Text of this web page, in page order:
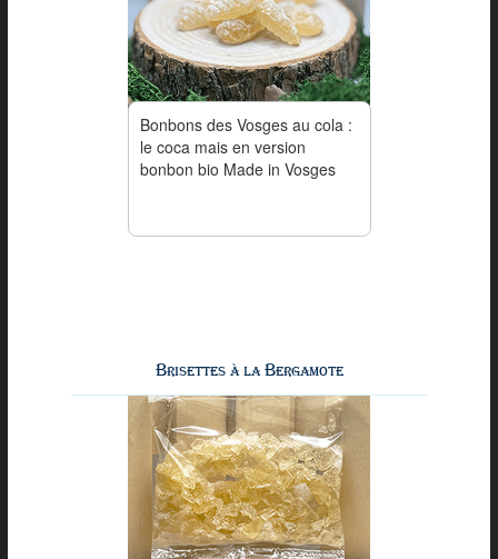
Bonbons des Vosges au cola :
le coca mais en version
bonbon bio Made in Vosges
Brisettes à la Bergamote